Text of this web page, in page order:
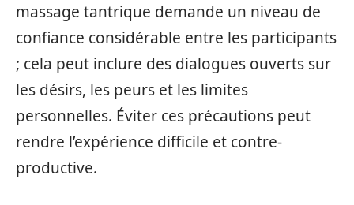
massage tantrique demande un niveau de
confiance considérable entre les participants
; cela peut inclure des dialogues ouverts sur
les désirs, les peurs et les limites
personnelles. Éviter ces précautions peut
rendre l’expérience difficile et contre-
productive.